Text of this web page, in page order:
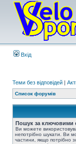
Вхід
Теми без відповідей |
Список форумів
Пошук за ключовими
Ви можете
непотрібно шукати. Ви
частини, якщо потрібно